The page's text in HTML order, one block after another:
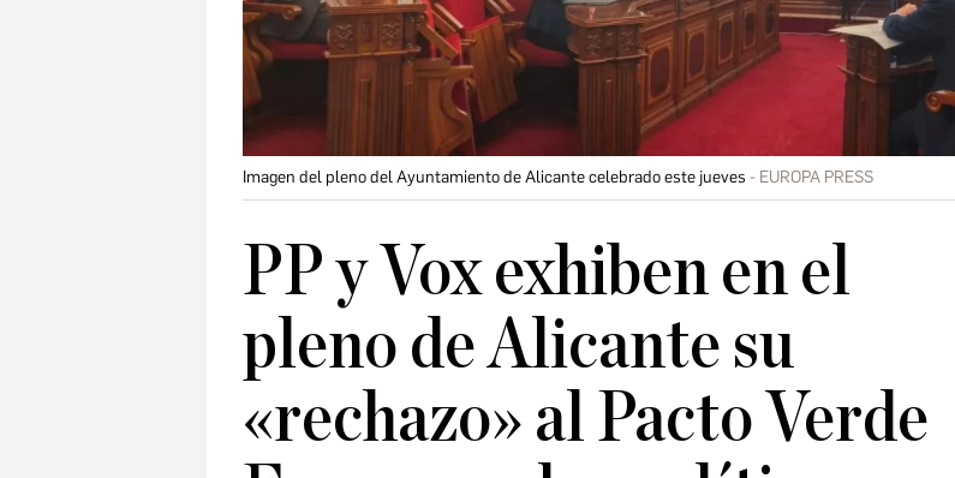
Imagen del pleno del Ayuntamiento de Alicante celebrado este jueves EUROPA PRESS
PP y Vox exhiben en el
pleno de Alicante su
«rechazo» al Pacto Verde